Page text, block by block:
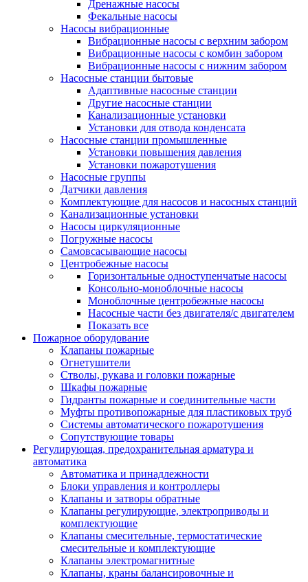
Дренажные насосы
Фекальные насосы
Насосы вибрационные
Вибрационные насосы с верхним забором
Вибрационные насосы с комбин забором
Вибрационные насосы с нижним забором
Насосные станции бытовые
Адаптивные насосные станции
Другие насосные станции
Канализационные установки
Установки для отвода конденсата
Насосные станции промышленные
Установки повышения давления
Установки пожаротушения
Насосные группы
Датчики давления
Комплектующие для насосов и насосных станций
Канализационные установки
Насосы циркуляционные
Погружные насосы
Самовсасывающие насосы
Центробежные насосы
Горизонтальные одноступенчатые насосы
Консольно-моноблочные насосы
Моноблочные центробежные насосы
Насосные части без двигателя/с двигателем
Показать все
Пожарное оборудование
Клапаны пожарные
Огнетушители
Стволы, рукава и головки пожарные
Шкафы пожарные
Гидранты пожарные и соединительные части
Муфты противопожарные для пластиковых труб
Системы автоматического пожаротушения
Сопутствующие товары
Регулирующая, предохранительная арматура и
автоматика
Автоматика и принадлежности
Блоки управления и контроллеры
Клапаны и затворы обратные
Клапаны регулирующие, электроприводы и
комплектующие
Клапаны смесительные, термостатические
смесительные и комплектующие
Клапаны электромагнитные
Клапаны, краны балансировочные и